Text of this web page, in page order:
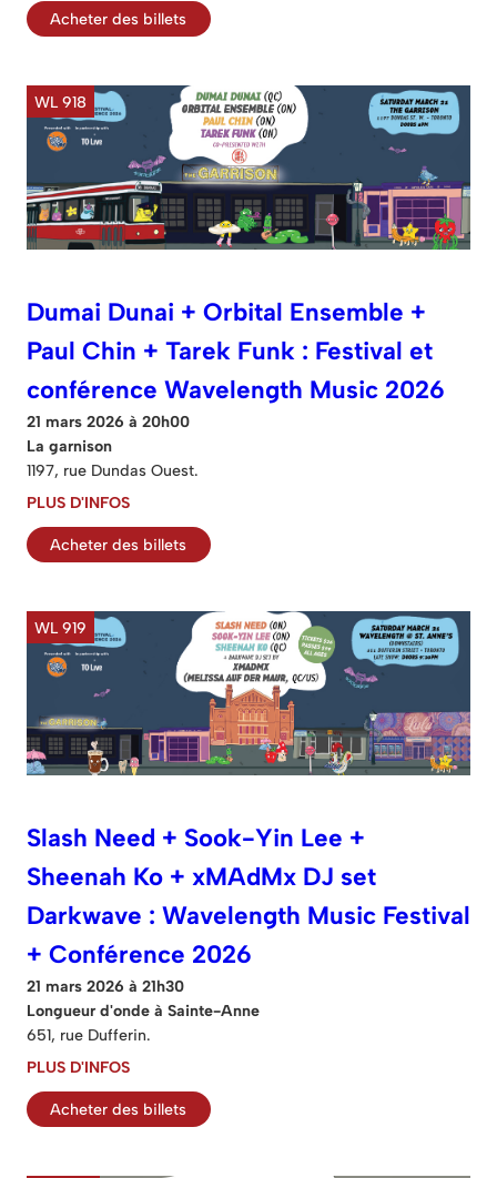
Acheter des billets
WL 918
Dumai Dunai + Orbital Ensemble +
Paul Chin + Tarek Funk : Festival et
conférence Wavelength Music 2026
21 mars 2026 à 20h00
La garnison
1197, rue Dundas Ouest.
PLUS D'INFOS
Acheter des billets
WL 919
Slash Need + Sook-Yin Lee +
Sheenah Ko + xMAdMx DJ set
Darkwave : Wavelength Music Festival
+ Conférence 2026
21 mars 2026 à 21h30
Longueur d'onde à Sainte-Anne
651, rue Dufferin.
PLUS D'INFOS
Acheter des billets